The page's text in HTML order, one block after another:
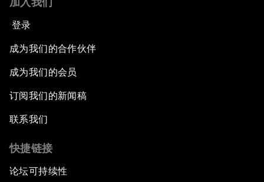
登录
成为我们的合作伙伴
成为我们的会员
订阅我们的新闻稿
联系我们
快捷链接
论坛可持续性